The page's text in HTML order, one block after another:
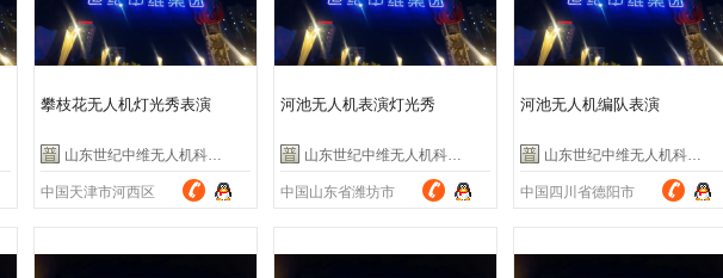
攀枝花无人机灯光秀表演
山东世纪中维无人机科技有限公司
中国天津市河西区
河池无人机表演灯光秀
山东世纪中维无人机科技有限公司
中国山东省潍坊市
河池无人机编队表演
山东世纪中维无人机科技有限公司
中国四川省德阳市